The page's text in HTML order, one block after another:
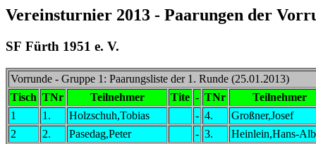
Vereinsturnier 2013 - Paarungen der
SF Fürth 1951 e. V.
Vorrunde - Gruppe 1: Paarungsliste der 1. Runde (25.01.2013)
Tisch TNr Teilnehmer Tite - TNr
Teilnehmer
1
1. Holzschuh,Tobias - 4.
Großner,Josef
2
2. Pasedag,Peter - 3.
Heinlein,Hans-